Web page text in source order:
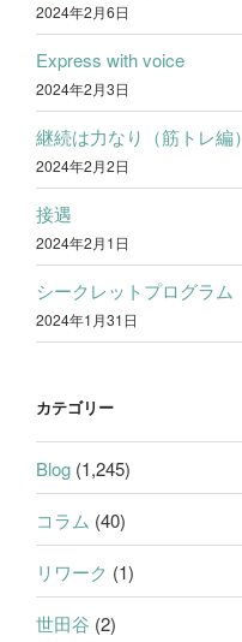
2024年2月6日
Express with voice
2024年2月3日
継続は力なり（筋トレ編）
2024年2月2日
接遇
2024年2月1日
シークレットプログラム
2024年1月31日
カテゴリー
Blog (1,245)
コラム (40)
リワーク (1)
世田谷 (2)